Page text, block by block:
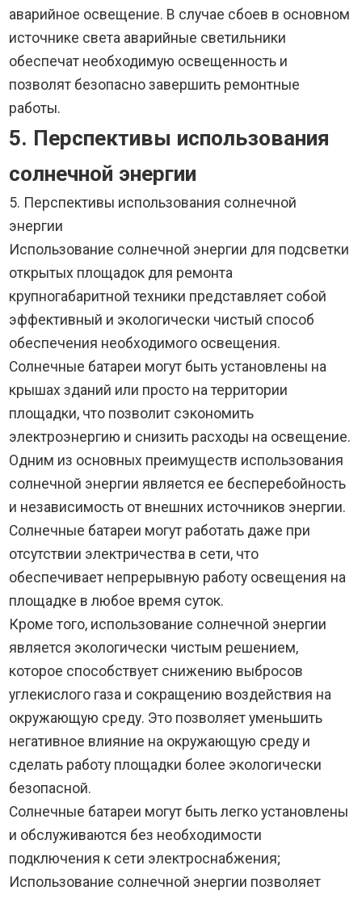
аварийное освещение. В случае сбоев в основном
источнике света аварийные светильники
обеспечат необходимую освещенность и
позволят безопасно завершить ремонтные
работы.
5. Перспективы использования
солнечной энергии
5. Перспективы использования солнечной
энергии
Использование солнечной энергии для подсветки
открытых площадок для ремонта
крупногабаритной техники представляет собой
эффективный и экологически чистый способ
обеспечения необходимого освещения.
Солнечные батареи могут быть установлены на
крышах зданий или просто на территории
площадки, что позволит сэкономить
электроэнергию и снизить расходы на освещение.
Одним из основных преимуществ использования
солнечной энергии является ее бесперебойность
и независимость от внешних источников энергии.
Солнечные батареи могут работать даже при
отсутствии электричества в сети, что
обеспечивает непрерывную работу освещения на
площадке в любое время суток.
Кроме того, использование солнечной энергии
является экологически чистым решением,
которое способствует снижению выбросов
углекислого газа и сокращению воздействия на
окружающую среду. Это позволяет уменьшить
негативное влияние на окружающую среду и
сделать работу площадки более экологически
безопасной.
Солнечные батареи могут быть легко установлены
и обслуживаются без необходимости
подключения к сети электроснабжения;
Использование солнечной энергии позволяет